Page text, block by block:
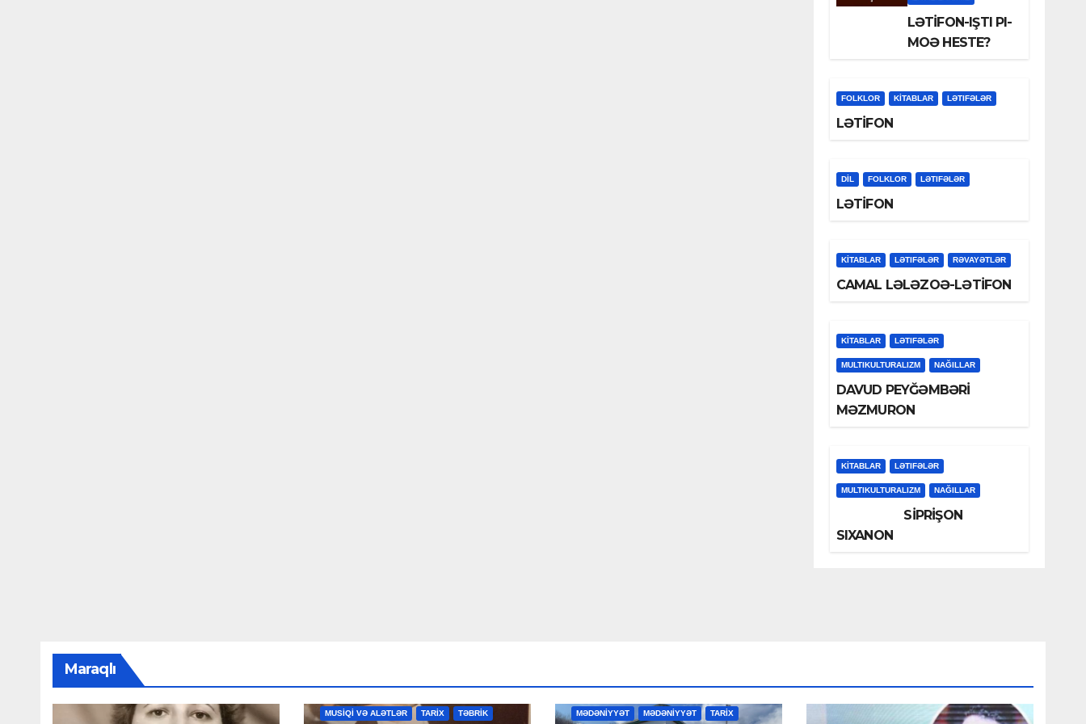
LƏTİFON-IŞTI PI-
MOƏ HESTE?
FOLKLOR KİTABLAR LƏTIFƏLƏR
LƏTİFON
DİL FOLKLOR LƏTIFƏLƏR
LƏTİFON
KİTABLAR LƏTIFƏLƏR RƏVAYƏTLƏR
CAMAL LƏLƏZOƏ-LƏTİFON
KİTABLAR LƏTIFƏLƏR
MULTIKULTURALIZM NAĞILLAR
DAVUD PEYĞƏMBƏRİ
MƏZMURON
KİTABLAR LƏTIFƏLƏR
MULTIKULTURALIZM NAĞILLAR
SİPRİŞON
SIXANON
Maraqlı
MAHNILAR MƏDƏNİYYƏT MƏDƏNİYYƏT
MUSİQİ VƏ ALƏTLƏR TARİX TƏBRİK MƏDƏNİYYƏT MƏDƏNİYYƏT TARİX